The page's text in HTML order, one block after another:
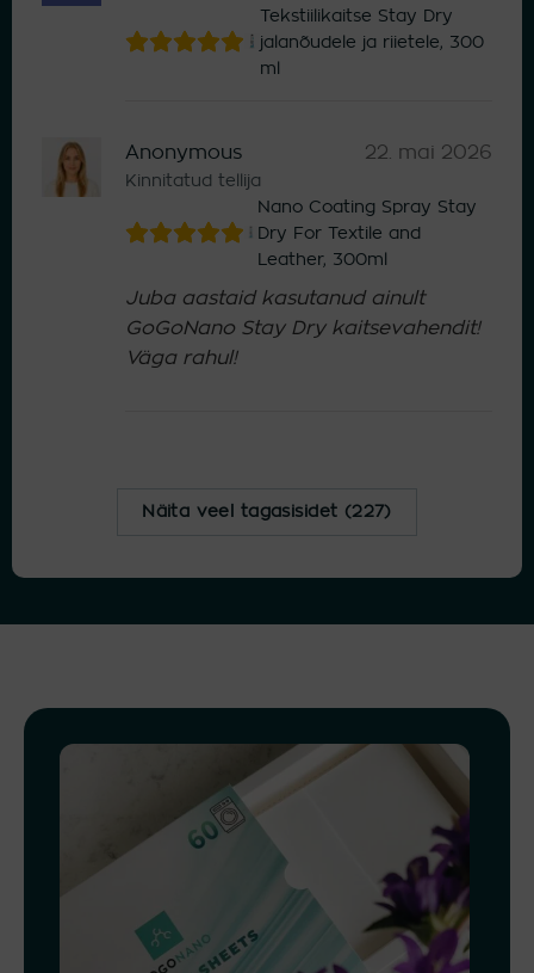
Tekstiilikaitse Stay Dry
jalanõudele ja riietele, 300
ml
Anonymous
Kinnitatud tellija
22. mai 2026
Nano Coating Spray Stay
Dry For Textile and
Leather, 300ml
Juba aastaid kasutanud ainult
GoGoNano Stay Dry kaitsevahendit!
Väga rahul!
Näita veel tagasisidet (227)